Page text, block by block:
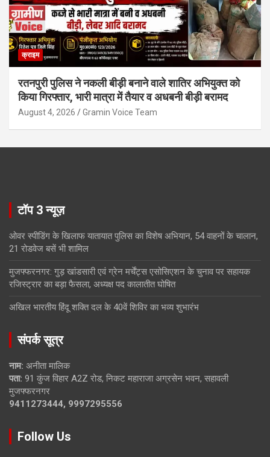
क्राइम
रतनपुरी पुलिस ने नकली बीड़ी बनाने वाले शातिर अभियुक्त को
किया गिरफ्तार, भारी मात्रा में तैयार व अधबनी बीड़ी बरामद
August 4, 2026 Gramin Voice Team
टॉप 3 न्यूज़
ओवर स्पीडिंग के खिलाफ यातायात पुलिस का विशेष अभियान, 54 वाहनों के चालान,
21 रोडवेज बसें भी शामिल
मुजफ्फरनगर: गुड़ खांडसारी एवं ग्रेन मर्चेंट्स एसोसिएशन के चुनाव पर सहायक
रजिस्ट्रार का बड़ा फैसला, अध्यक्ष पद कालातीत घोषित
अखिल भारतीय हिंदू शक्ति दल के 40वें शिविर का भव्य शुभारंभ
संपर्क सूत्र
नाम: अनीता मालिक
पता: 91 कुंज विहार A2Z रोड, निकट महाराजा अग्रसेन भवन, सहावली
मुजफ्फरनगर
9411273444, 9997295556
Follow Us